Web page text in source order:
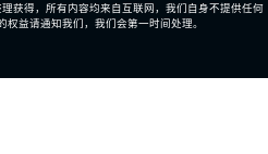
获得，所有内容均来自互联网，我们自身不提供任何
益请通知我们，我们会第一时间处理。